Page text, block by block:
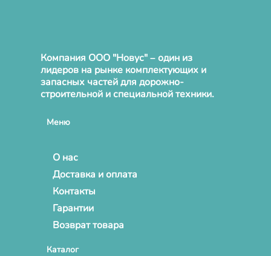
Компания ООО "Новус" – один из
лидеров на рынке комплектующих и
запасных частей для дорожно-
строительной и специальной техники.
Меню
О нас
Доставка и оплата
Контакты
Гарантии
Возврат товара
Каталог